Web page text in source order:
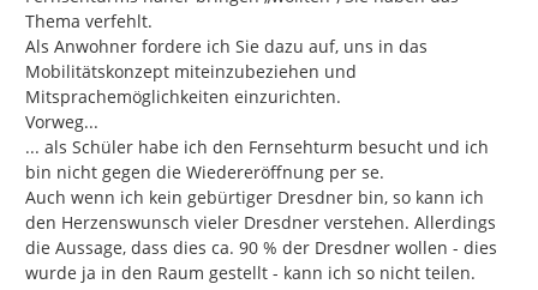
Thema verfehlt.
Als Anwohner fordere ich Sie dazu auf, uns in das
Mobilitätskonzept miteinzubeziehen und
Mitsprachemöglichkeiten einzurichten.
Vorweg...
... als Schüler habe ich den Fernsehturm besucht und ich
bin nicht gegen die Wiedereröffnung per se.
Auch wenn ich kein gebürtiger Dresdner bin, so kann ich
den Herzenswunsch vieler Dresdner verstehen. Allerdings
die Aussage, dass dies ca. 90 % der Dresdner wollen - dies
wurde ja in den Raum gestellt - kann ich so nicht teilen.